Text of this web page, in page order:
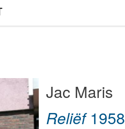
Jac Maris
Reliëf 1958